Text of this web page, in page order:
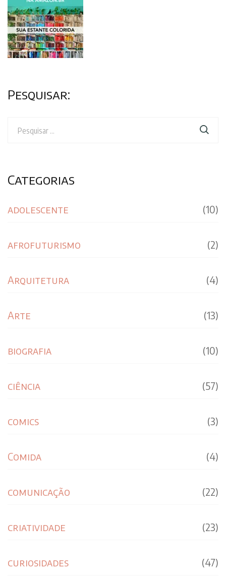
Pesquisar:
por:
Categorias
adolescente (10)
afrofuturismo (2)
Arquitetura (4)
Arte (13)
biografia (10)
ciência (57)
comics (3)
Comida (4)
comunicação (22)
criatividade (23)
curiosidades (47)